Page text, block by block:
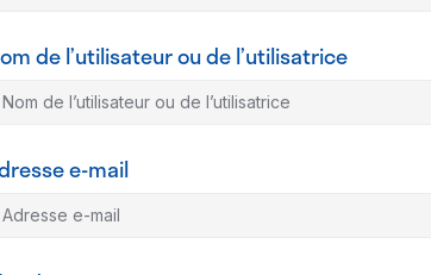
de l’utilisateur ou de l’utilisatrice
e-mail